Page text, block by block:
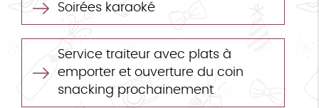
Soirées karaoké
Service traiteur avec plats à
emporter et ouverture du coin
snacking prochainement